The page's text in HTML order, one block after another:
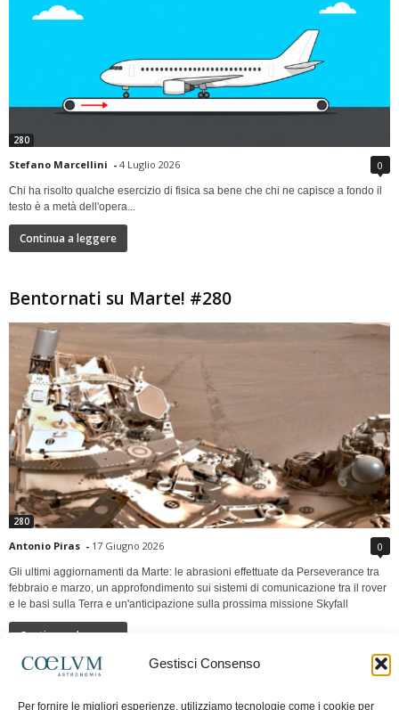
Gestisci Consenso
Per fornire le migliori esperienze, utilizziamo tecnologie come i cookie per
280
Stefano Marcellini - 4 Luglio 2026 0
Chi ha risolto qualche esercizio di fisica sa bene che chi ne capisce a fondo il
testo è a metà dell'opera...
Continua a leggere
Bentornati su Marte! #280
280
Antonio Piras - 17 Giugno 2026 0
Gli ultimi aggiornamenti da Marte: le abrasioni effettuate da Perseverance tra
febbraio e marzo, un approfondimento sui sistemi di comunicazione tra il rover
e le basi sulla Terra e un'anticipazione sulla prossima missione Skyfall
Continua a leggere